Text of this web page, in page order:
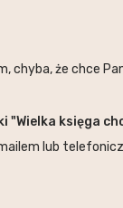
chyba, że chce
"Wielka księga
lub